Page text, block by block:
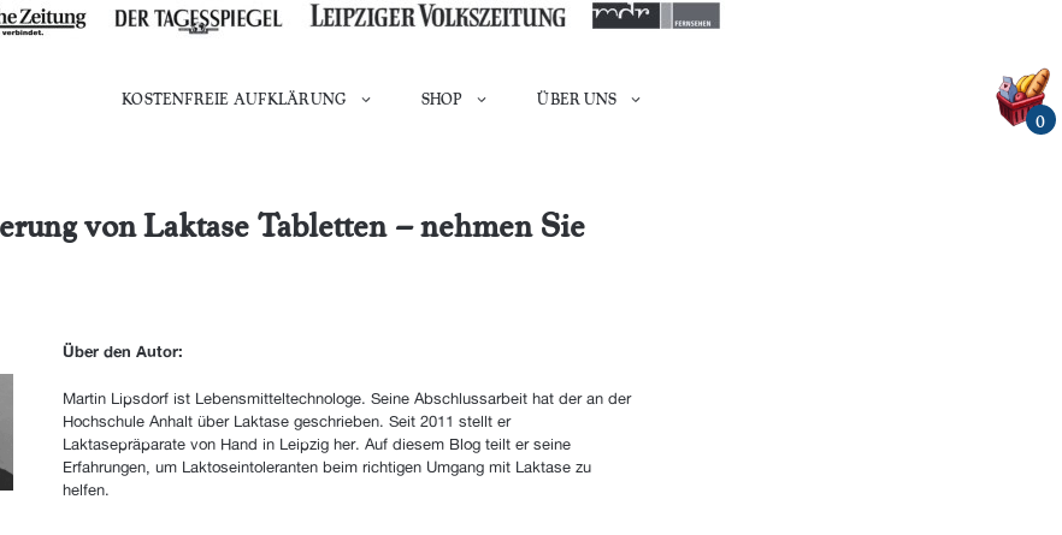
0
KOSTENFREIE AUFKLÄRUNG SHOP ÜBER UNS
von Laktase Tabletten – nehmen Sie
Über den Autor:
Martin Lipsdorf ist Lebensmitteltechnologe. Seine Abschlussarbeit hat der an der
Hochschule Anhalt über Laktase geschrieben. Seit 2011 stellt er
Laktasepräparate von Hand in Leipzig her. Auf diesem Blog teilt er seine
Erfahrungen, um Laktoseintoleranten beim richtigen Umgang mit Laktase zu
helfen.